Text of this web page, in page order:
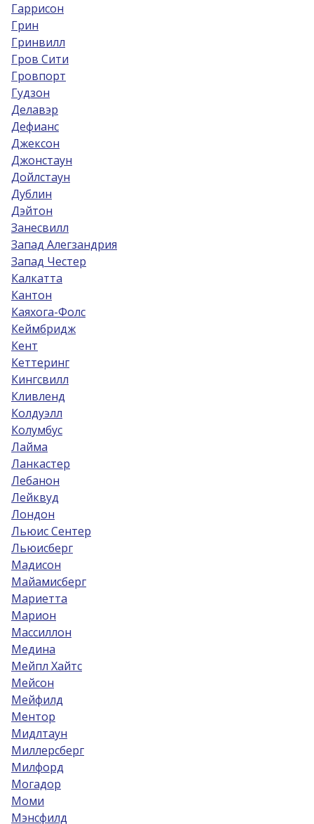
Гаррисон
Грин
Гринвилл
Гров Сити
Гровпорт
Гудзон
Делавэр
Дефианс
Джексон
Джонстаун
Дойлстаун
Дублин
Дэйтон
Занесвилл
Запад Алегзандрия
Запад Честер
Калкатта
Кантон
Каяхога-Фолс
Кеймбридж
Кент
Кеттеринг
Кингсвилл
Кливленд
Колдуэлл
Колумбус
Лайма
Ланкастер
Лебанон
Лейквуд
Лондон
Льюис Сентер
Льюисберг
Мадисон
Майамисберг
Мариетта
Марион
Массиллон
Медина
Мейпл Хайтс
Мейсон
Мейфилд
Ментор
Мидлтаун
Миллерсберг
Милфорд
Могадор
Моми
Мэнсфилд